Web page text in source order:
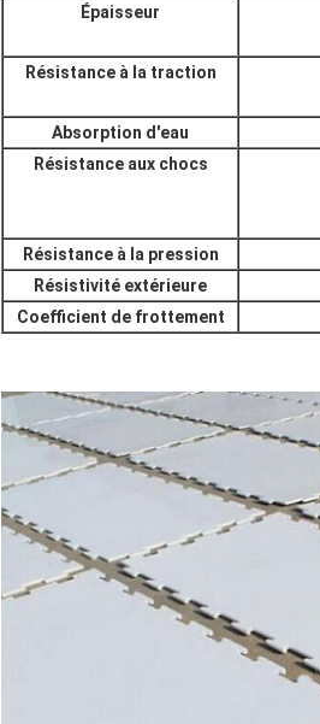
Épaisseur
Résistance à la traction
Absorption d'eau
Résistance aux chocs
Résistance à la pression
Résistivité extérieure
Coefficient de frottement